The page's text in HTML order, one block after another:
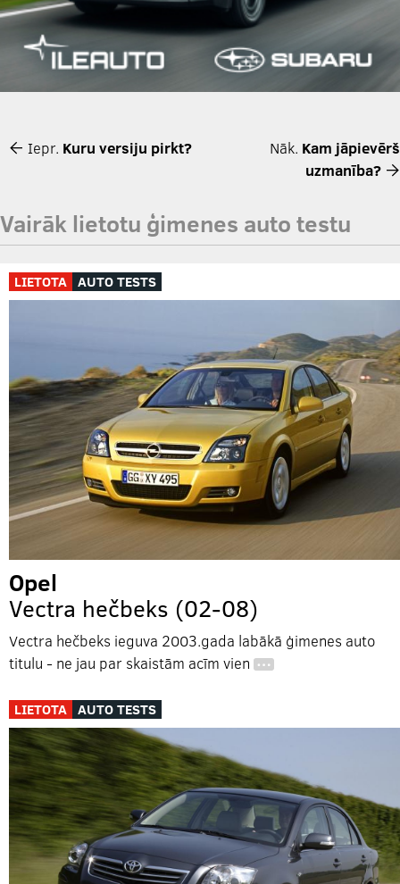
Iepr. Kuru versiju pirkt? Nāk. Kam jāpievērš
uzmanība?
Vairāk lietotu ģimenes auto testu
LIETOTA AUTO TESTS
Opel
Vectra hečbeks (02-08)
Vectra hečbeks ieguva 2003.gada labākā ģimenes auto
titulu - ne jau par skaistām acīm vien …
LIETOTA AUTO TESTS